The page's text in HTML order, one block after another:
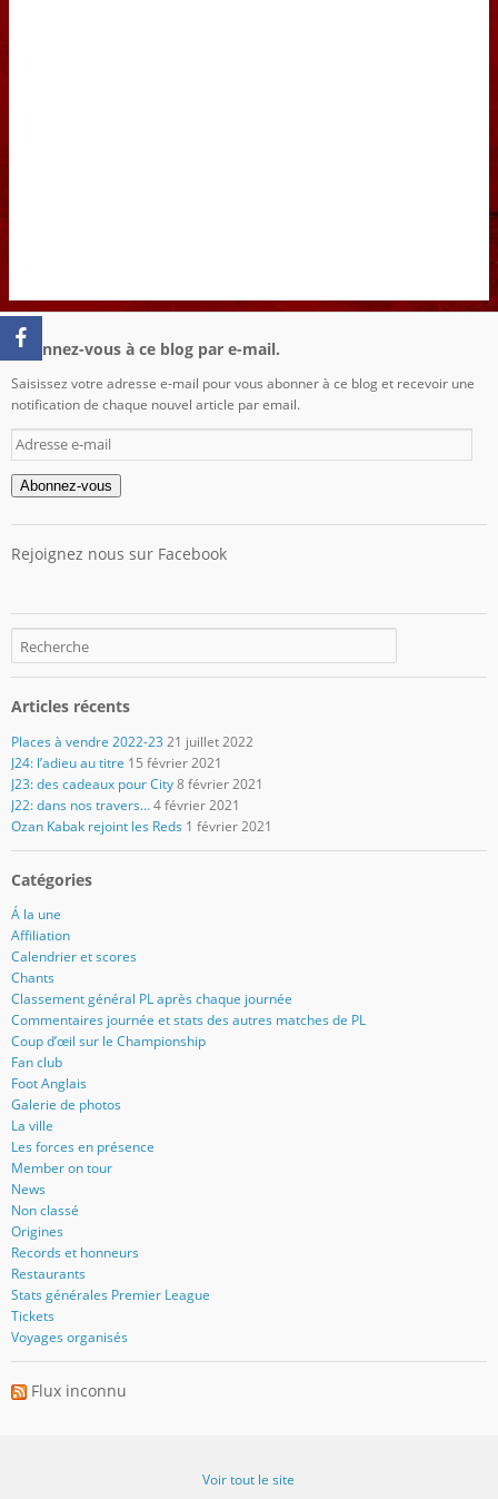
Abonnez-vous à ce blog par e-mail.
Saisissez votre adresse e-mail pour vous abonner à ce blog et recevoir une
notification de chaque nouvel article par email.
Adresse
e-
mail
Abonnez-vous
Rejoignez nous sur Facebook
Articles récents
Places à vendre 2022-23 21 juillet 2022
J24: l’adieu au titre 15 février 2021
J23: des cadeaux pour City 8 février 2021
J22: dans nos travers… 4 février 2021
Ozan Kabak rejoint les Reds 1 février 2021
Catégories
Á la une
Affiliation
Calendrier et scores
Chants
Classement général PL après chaque journée
Commentaires journée et stats des autres matches de PL
Coup d’œil sur le Championship
Fan club
Foot Anglais
Galerie de photos
La ville
Les forces en présence
Member on tour
News
Non classé
Origines
Records et honneurs
Restaurants
Stats générales Premier League
Tickets
Voyages organisés
Flux inconnu
Voir tout le site